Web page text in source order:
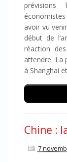
avoir vu
début de
réaction
attendre. La
à Shanghai
Chine :
7